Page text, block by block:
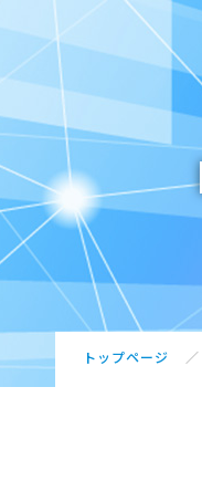
トップページ